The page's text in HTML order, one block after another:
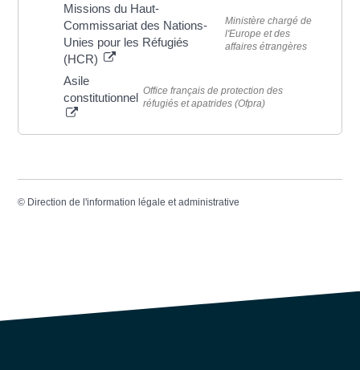
Missions du Haut-
Commissariat des Nations-
Unies pour les Réfugiés
(HCR)
Ministère chargé de
l'Europe et des
affaires étrangères
Asile
constitutionnel Office français de protection des
réfugiés et apatrides (Ofpra)
© Direction de l'information légale et administrative